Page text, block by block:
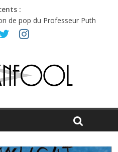
:
de pop du Professeur Puth
de musique indépendant
et émotions en hausse
choisir entre chaleur et bonne
: entre bière, métal et